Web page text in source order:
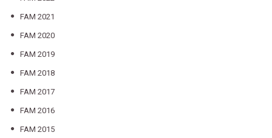
FAM 2021
FAM 2020
FAM 2019
FAM 2018
FAM 2017
FAM 2016
FAM 2015